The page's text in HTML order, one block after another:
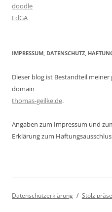
doodle
EdGA
IMPRESSUM, DATENSCHUTZ,
Dieser blog ist Bestandteil
domain
thomas-geilke.de.
Angaben zum Impressum und
Erklärung zum
Datenschutzerklärung Stolz